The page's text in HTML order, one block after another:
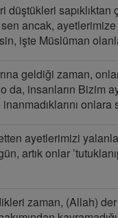
düştükleri sapıklıktan
ancak,
işte Müslüman
geldiği zaman,
o da, insanların Bizim
onlara
ayetlerimizi
artık onlar
zaman, (Allah)